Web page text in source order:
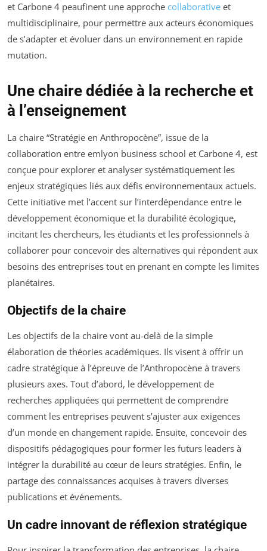
et Carbone 4 peaufinent une approche collaborative et
multidisciplinaire, pour permettre aux acteurs économiques
de s’adapter et évoluer dans un environnement en rapide
mutation.
Une chaire dédiée à la recherche et
à l’enseignement
La chaire “Stratégie en Anthropocène”, issue de la
collaboration entre emlyon business school et Carbone 4, est
conçue pour explorer et analyser systématiquement les
enjeux stratégiques liés aux défis environnementaux actuels.
Cette initiative met l’accent sur l’interdépendance entre le
développement économique et la durabilité écologique,
incitant les chercheurs, les étudiants et les professionnels à
collaborer pour concevoir des alternatives qui répondent aux
besoins des entreprises tout en prenant en compte les limites
planétaires.
Objectifs de la chaire
Les objectifs de la chaire vont au-delà de la simple
élaboration de théories académiques. Ils visent à offrir un
cadre stratégique à l’épreuve de l’Anthropocène à travers
plusieurs axes. Tout d’abord, le développement de
recherches appliquées qui permettent de comprendre
comment les entreprises peuvent s’ajuster aux exigences
d’un monde en changement rapide. Ensuite, concevoir des
dispositifs pédagogiques pour former les futurs leaders à
intégrer la durabilité au cœur de leurs stratégies. Enfin, le
partage des connaissances acquises à travers diverses
publications et événements.
Un cadre innovant de réflexion stratégique